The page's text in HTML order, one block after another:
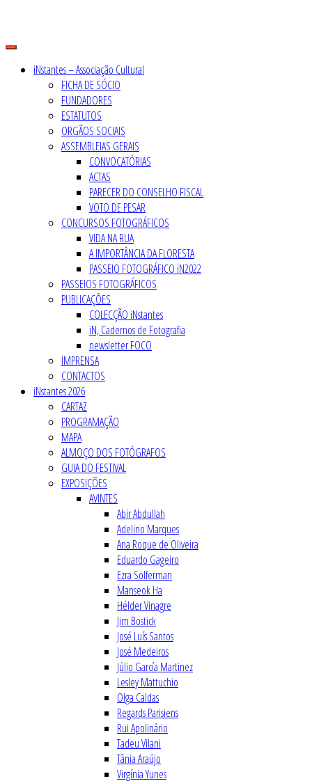
content
iNstantes – Associação Cultural
FICHA DE SÓCIO
FUNDADORES
ESTATUTOS
ORGÃOS SOCIAIS
ASSEMBLEIAS GERAIS
CONVOCATÓRIAS
ACTAS
PARECER DO CONSELHO FISCAL
VOTO DE PESAR
CONCURSOS FOTOGRÁFICOS
VIDA NA RUA
A IMPORTÂNCIA DA FLORESTA
PASSEIO FOTOGRÁFICO iN2022
PASSEIOS FOTOGRÁFICOS
PUBLICAÇÕES
COLECÇÃO iNstantes
iN, Cadernos de Fotografia
newsletter FOCO
IMPRENSA
CONTACTOS
iNstantes 2026
CARTAZ
PROGRAMAÇÃO
MAPA
ALMOÇO DOS FOTÓGRAFOS
GUIA DO FESTIVAL
EXPOSIÇÕES
AVINTES
Abir Abdullah
Adelino Marques
Ana Roque de Oliveira
Eduardo Gageiro
Ezra Solferman
Manseok Ha
Hélder Vinagre
Jim Bostick
José Luís Santos
José Medeiros
Júlio García Martinez
Lesley Mattuchio
Olga Caldas
Regards Parisiens
Rui Apolinário
Tadeu Vilani
Tânia Araújo
Virgínia Yunes